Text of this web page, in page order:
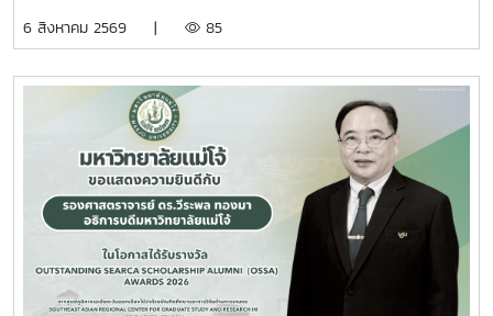
แลกเปลี่ยนประสบการณ์ด้าน Reinventing University ผ่าน
ผู้นำเครือข่ายอุดมศึกษา การนำเสนอกรณีศึกษาการประยุกต์ใช้
AI และนวัตกรรมจากภาคเอกชน รวมถึงกิจกรรม Forum-to-
Action เพื่อร่วมกำหนดข้อเสนอเชิงนโยบายและแผนปฏิบัติการใน
การขับเคลื่อนมหาวิทยาลัยไทยในอนาคตการเข้าร่วมประชุมในครั้ง
นี้มหาวิทยาลัยแม่โจ้ติดตามทิศทางการเปลี่ยนแปลงของการ
อุดมศึกษาไทย พร้อมแลกเปลี่ยนองค์ความรู้และสร้างความร่วม
มือกับเครือข่ายสถาบันอุดมศึกษาทั่วประเทศ เพื่อร่วมกันพัฒนา
มหาวิทยาลัยไทยให้ก้าวทันการเปลี่ยนแปลงของโลกยุคดิจิทัล และ
ยกระดับศักยภาพด้านการศึกษา วิจัย และนวัตกรรมอย่างยั่งยืน
บุคลากร รวมจำนวน 25 คน เป็นเจ้าภาพพระพิธีธรรมสวดพระ
พระบรมราชชนนีพันปีหลวง ณ พระที่นั่งดุสิตมหาปราสาท
พระบรมมหาราชวัง และเข้ากราบถวายบังคมพระศพสมเด็จ
พระเจ้าลูกเธอ เจ้าฟ้าพัชรกิติยาภา นเรนทิราเทพยวดี กรมหลวง
ราชสาริณีสิริพัชร มหาวัชรราชธิดา ณ พระที่นั่งพิมานรัตยา
พระบรมมหาราชวังการเข้าร่วมพิธีในครั้งนี้ นับเป็นพระ
มหากรุณาธิคุณล้นเกล้าล้นกระหม่อมแก่คณะผู้บริหาร
มหาวิทยาลัย สมาคมศิษย์เก่า และบุคลากร มหาวิทยาลัยแม่โจ้ที่ได้
ร่วมแสดงความจงรักภักดี ถวายความอาลัยและน้อมรำลึกในพระ
มหากรุณาธิคุณอย่างหาที่สุดมิได้
6 สิงหาคม 2569 | 85